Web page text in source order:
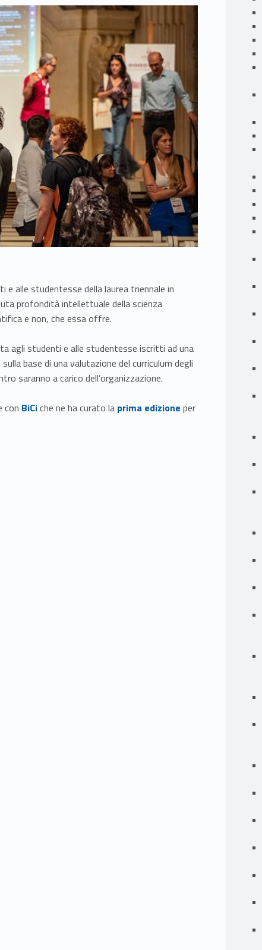
alle studentesse della laurea triennale in
profondità intellettuale della scienza
e non, che essa offre.
agli studenti e alle studentesse iscritti ad una
base di una valutazione del curriculum degli
saranno a carico dell’organizzazione.
con Link identifier #identifier__70106-1
BiCiche ne ha curato la prima edizione per